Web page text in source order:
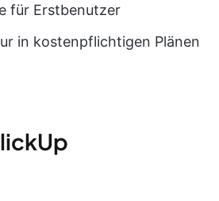
für Erstbenutzer
in kostenpflichtigen Plänen